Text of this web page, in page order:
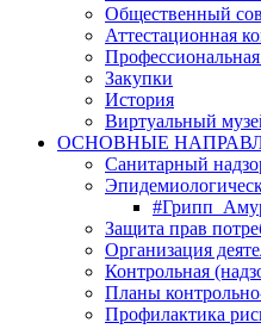
Общественный
Аттестационная
Закупки
История
Виртуальный
ОСНОВНЫЕ
Санитарный
Защита прав
Организация
Контрольная
Планы
Профилактика